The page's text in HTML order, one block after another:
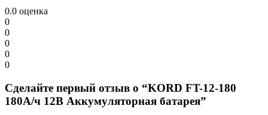
0.0 оценка
0
0
0
0
0
Сделайте первый отзыв о “KORD FT-12-180
180А/ч 12В Аккумуляторная батарея”